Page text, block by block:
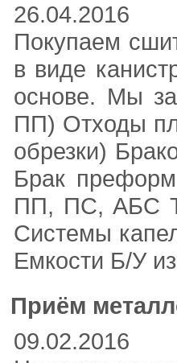
26.04.2016
Покупаем
в виде
основе. Мы
ПП) Отходы
обрезки)
Брак
ПП, ПС, АБС
Системы
Емкости Б/У
Приём
09.02.2016